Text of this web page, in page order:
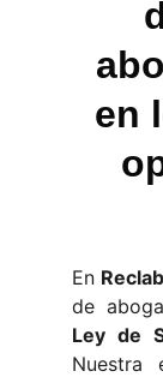
en
En
de
Ley de
Nuestra